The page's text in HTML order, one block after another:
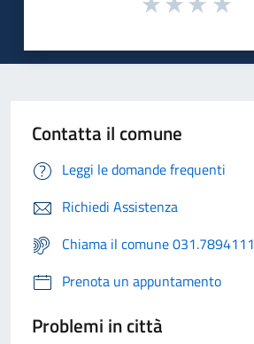
Contatta il comune
Leggi le domande frequenti
Richiedi Assistenza
Chiama il comune 031.7894111
Prenota un appuntamento
Problemi in città